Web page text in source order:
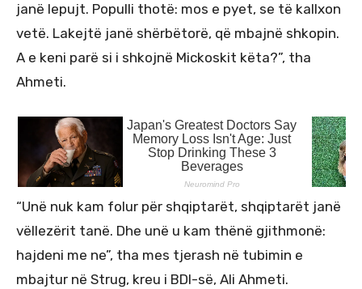
janë lepujt. Populli thotë: mos e pyet, se të kallxon
vetë. Lakejtë janë shërbëtorë, që mbajnë shkopin.
A e keni parë si i shkojnë Mickoskit këta?”, tha
Ahmeti.
“Unë nuk kam folur për shqiptarët, shqiptarët janë
vëllezërit tanë. Dhe unë u kam thënë gjithmonë:
hajdeni me ne”, tha mes tjerash në tubimin e
mbajtur në Strug, kreu i BDI-së, Ali Ahmeti.